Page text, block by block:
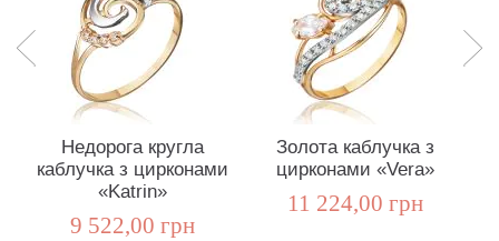
Недорога кругла
каблучка з цирконами
«Katrin»
9 522,00 грн
Золота каблучка з
цирконами «Vera»
11 224,00 грн